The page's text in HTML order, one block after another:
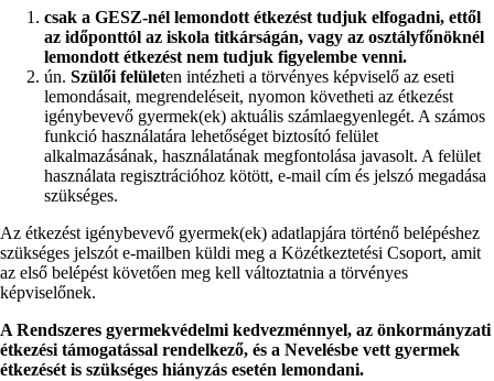
csak a GESZ-nél lemondott étkezést tudjuk elfogadni, ettől
az időponttól az iskola titkárságán, vagy az osztályfőnöknél
lemondott étkezést nem tudjuk figyelembe venni.
ún. Szülői felületen intézheti a törvényes képviselő az eseti
lemondásait, megrendeléseit, nyomon követheti az étkezést
igénybevevő gyermek(ek) aktuális számlaegyenlegét. A számos
funkció használatára lehetőséget biztosító felület
alkalmazásának, használatának megfontolása javasolt. A felület
használata regisztrációhoz kötött, e-mail cím és jelszó megadása
szükséges.
Az étkezést igénybevevő gyermek(ek) adatlapjára történő belépéshez
szükséges jelszót e-mailben küldi meg a Közétkeztetési Csoport, amit
az első belépést követően meg kell változtatnia a törvényes
képviselőnek.
A Rendszeres gyermekvédelmi kedvezménnyel, az önkormányzati
étkezési támogatással rendelkező, és a Nevelésbe vett gyermek
étkezését is szükséges hiányzás esetén lemondani.